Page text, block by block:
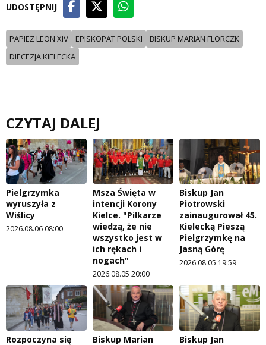
UDOSTĘPNIJ
PAPIEZ LEON XIV EPISKOPAT POLSKI
BISKUP MARIAN FLORCZK
DIECEZJA KIELECKA
CZYTAJ DALEJ
Pielgrzymka
wyruszyła z
Wiślicy
2026.08.06 08:00
Msza Święta w
intencji Korony
Kielce. "Piłkarze
wiedzą, że nie
wszystko jest w
ich rękach i
nogach"
2026.08.05 20:00
Biskup Jan
Piotrowski
zainaugurował 45.
Kielecką Pieszą
Pielgrzymkę na
Jasną Górę
2026.08.05 19:59
Rozpoczyna się Biskup Marian Biskup Jan